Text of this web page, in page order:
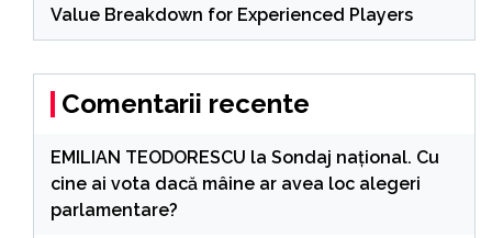
Value Breakdown for Experienced Players
Comentarii recente
EMILIAN TEODORESCU la Sondaj național. Cu
cine ai vota dacă mâine ar avea loc alegeri
parlamentare?